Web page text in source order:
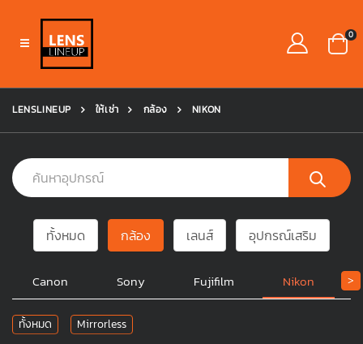
0
LENSLINEUP ให้เช่า กล้อง NIKON
ทั้งหมด กล้อง เลนส์ อุปกรณ์เสริม
>
Canon Sony Fujifilm Nikon
ทั้งหมด Mirrorless